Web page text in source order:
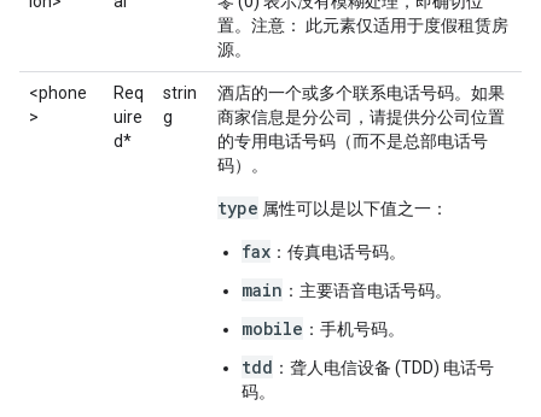
置。 注意： 此元素仅适用于度假租赁房
源。
<phone
>
Req
uire
d*
strin
g
酒店的一个或多个联系电话号码。如果
商家信息是分公司，请提供分公司位置
的专用电话号码（而不是总部电话号
码）。
type 属性可以是以下值之一：
fax ：传真电话号码。
main ：主要语音电话号码。
mobile ：手机号码。
tdd ：聋人电信设备 (TDD) 电话号
码。